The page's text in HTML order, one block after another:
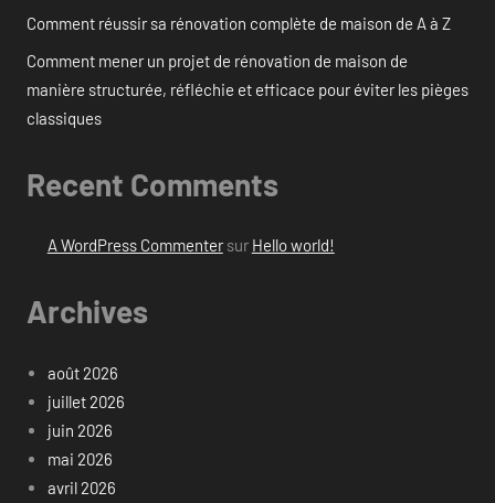
Comment réussir sa rénovation complète de maison de A à Z
Comment mener un projet de rénovation de maison de
manière structurée, réfléchie et efficace pour éviter les pièges
classiques
Recent Comments
A WordPress Commentersur Hello world!
Archives
août 2026
juillet 2026
juin 2026
mai 2026
avril 2026